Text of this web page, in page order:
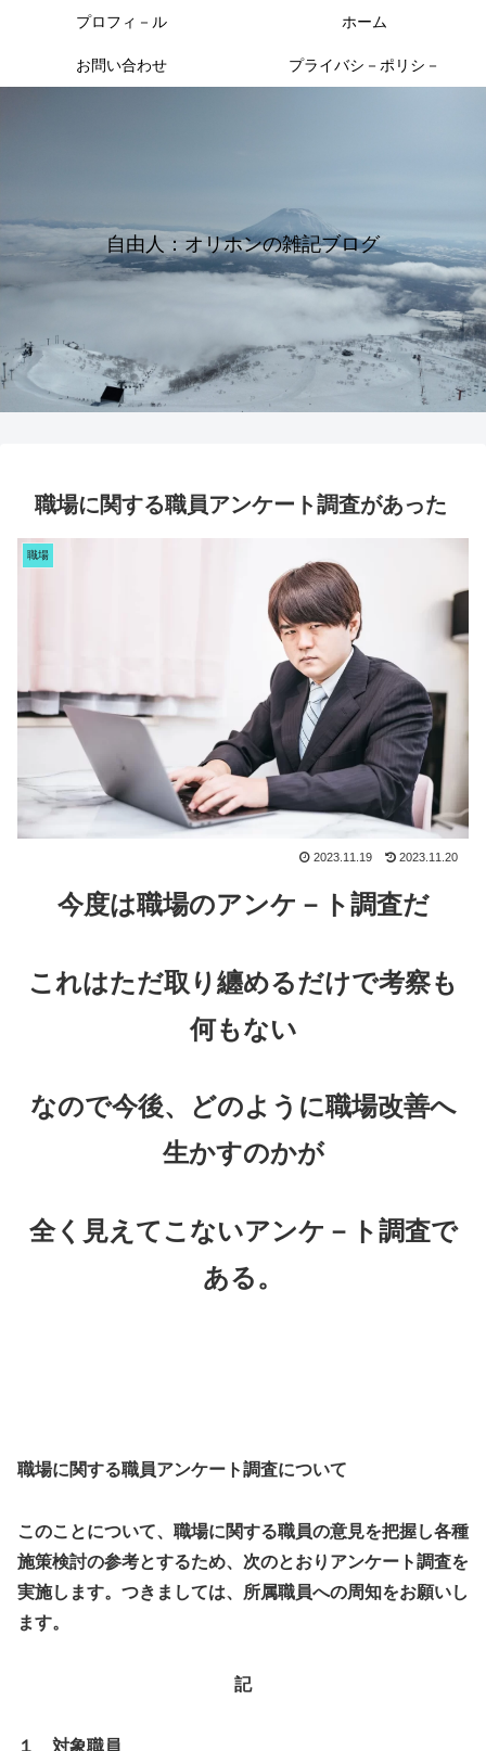
自由人：オリホンの雑記ブログ
プロフィ－ル ホーム
お問い合わせ プライバシ－ポリシ－
職場に関する職員アンケート調査があった
職場
2023.11.19 2023.11.20
今度は職場のアンケ－ト調査だ
これはただ取り纏めるだけで考察も
何もない
なので今後、どのように職場改善へ
生かすのかが
全く見えてこないアンケ－ト調査で
ある。
職場に関する職員アンケート調査について
このことについて、職場に関する職員の意見を把握し各種
施策検討の参考とするため、次のとおりアンケート調査を
実施します。つきましては、所属職員への周知をお願いし
ます。
記
１ 対象職員